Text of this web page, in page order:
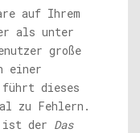
auf Ihrem
als unter
große
einer
führt dieses
zu Fehlern.
ist der Das